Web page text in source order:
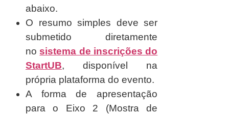
abaixo.
O resumo simples deve ser
submetido diretamente
nosistema de inscrições do
StartUB, disponível na
própria plataforma do evento.
A forma de apresentação
para o Eixo 2 (Mostra de